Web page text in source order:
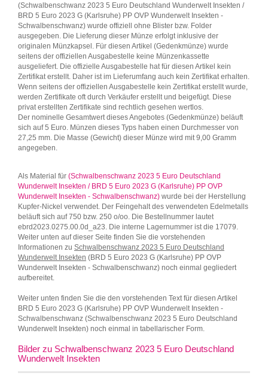
(Schwalbenschwanz 2023 5 Euro Deutschland Wunderwelt Insekten /
BRD 5 Euro 2023 G (Karlsruhe) PP OVP Wunderwelt Insekten -
Schwalbenschwanz) wurde offiziell ohne Blister bzw. Folder
ausgegeben. Die Lieferung dieser Münze erfolgt inklusive der
originalen Münzkapsel. Für diesen Artikel (Gedenkmünze) wurde
seitens der offiziellen Ausgabestelle keine Münzenkassette
ausgeliefert. Die offizielle Ausgabestelle hat für diesen Artikel kein
Zertifikat erstellt. Daher ist im Lieferumfang auch kein Zertifikat erhalten.
Wenn seitens der offiziellen Ausgabestelle kein Zertifikat erstellt wurde,
werden Zertifikate oft durch Verkäufer erstellt und beigefügt. Diese
privat erstellten Zertifikate sind rechtlich gesehen wertlos.
Der nominelle Gesamtwert dieses Angebotes (Gedenkmünze) beläuft
sich auf 5 Euro. Münzen dieses Typs haben einen Durchmesser von
27,25 mm. Die Masse (Gewicht) dieser Münze wird mit 9,00 Gramm
angegeben.
Als Material für (Schwalbenschwanz 2023 5 Euro Deutschland
Wunderwelt Insekten / BRD 5 Euro 2023 G (Karlsruhe) PP OVP
Wunderwelt Insekten - Schwalbenschwanz) wurde bei der Herstellung
Kupfer-Nickel verwendet. Der Feingehalt des verwendeten Edelmetalls
beläuft sich auf 750 bzw. 250 o/oo. Die Bestellnummer lautet
ebrd2023.0275.00.0d_a23. Die interne Lagernummer ist die 17079.
Weiter unten auf dieser Seite finden Sie die vorstehenden
Informationen zu Schwalbenschwanz 2023 5 Euro Deutschland
Wunderwelt Insekten (BRD 5 Euro 2023 G (Karlsruhe) PP OVP
Wunderwelt Insekten - Schwalbenschwanz) noch einmal gegliedert
aufbereitet.
Weiter unten finden Sie die den vorstehenden Text für diesen Artikel
BRD 5 Euro 2023 G (Karlsruhe) PP OVP Wunderwelt Insekten -
Schwalbenschwanz (Schwalbenschwanz 2023 5 Euro Deutschland
Wunderwelt Insekten) noch einmal in tabellarischer Form.
Bilder zu Schwalbenschwanz 2023 5 Euro Deutschland
Wunderwelt Insekten